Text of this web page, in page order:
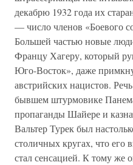
декабрю 1932 года их
— число членов «Боевого
Большей частью новые
Францу Хагеру, который
Юго-Восток», даже
австрийских нацистов.
бывшем штурмовике
пропаганды Шайере и
Вальтер Турек был
столичных кругах, что
стал сенсацией. К тому же